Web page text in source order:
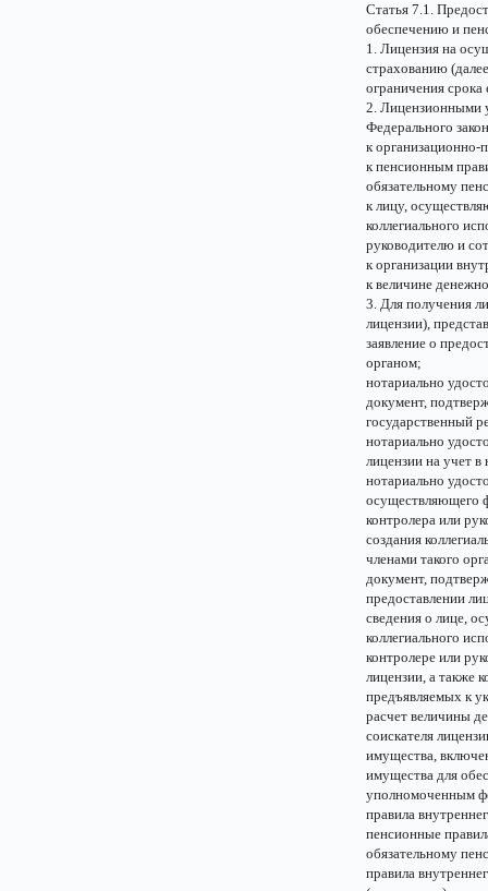
Статья 7.1.
обеспечению и
1. Лицензия на
страхованию
ограничения срока
2. Лицензионными
Федерального
к
к пенсионным
обязательному
к лицу,
коллегиального
руководителю и
к организации
к величине
3. Для получения
лицензии),
заявление о
органом;
нотариально
документ,
государственный
нотариально
лицензии на учет в
нотариально
осуществляющего
контролера или
создания
членами такого
документ,
предоставлении
сведения о лице,
коллегиального
контролере или
лицензии, а также
предъявляемых к
расчет величины
соискателя
имущества,
имущества для
уполномоченным
правила
пенсионные
обязательному
правила